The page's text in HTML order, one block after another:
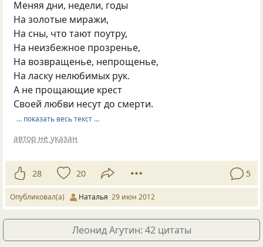
Меняя дни, недели, годы
На золотые миражи,
На сны, что тают поутру,
На неизбежное прозренье,
На возвращенье, непрощенье,
На ласку нелюбимых рук.
А не прощающие крест
Своей любви несут до смерти.
… показать весь текст …
автор не указан
28 20 5
Опубликовал(а) Наталья 29 июн 2012
Леонид Агутин: 42 цитаты